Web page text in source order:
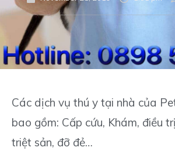
Các dịch vụ thú y tại nhà của
bao gồm: Cấp cứu, Khám, điều
triệt sản, đỡ đẻ…